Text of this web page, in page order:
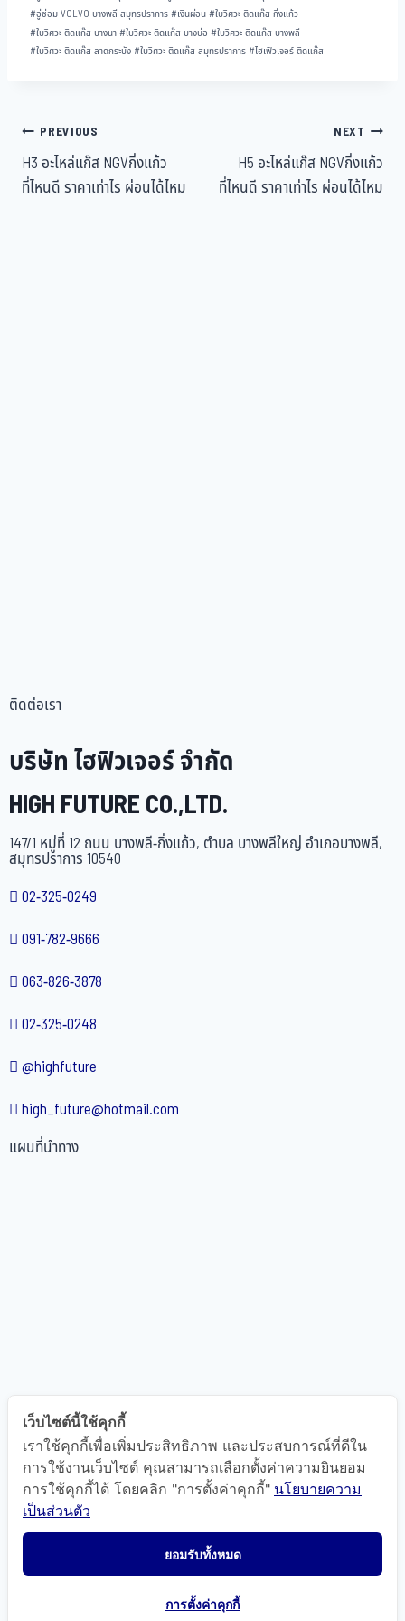
#อู่ซ่อม VOLVO บางพลี สมุทรปราการ#เงินผ่อน#ใบวิศวะ ติดแก๊ส กิ่งแก้ว
#ใบวิศวะ ติดแก๊ส บางนา#ใบวิศวะ ติดแก๊ส บางบ่อ #ใบวิศวะ ติดแก๊ส บางพลี
#ใบวิศวะ ติดแก๊ส ลาดกระบัง#ใบวิศวะ ติดแก๊ส สมุทรปราการ#ไฮเฟิวเจอร์ ติดแก๊ส
PREVIOUS
H3 อะไหล่แก๊ส NGVกิ่งแก้ว
ที่ไหนดี ราคาเท่าไร ผ่อนได้ไหม
NEXT
H5 อะไหล่แก๊ส NGVกิ่งแก้ว
ที่ไหนดี ราคาเท่าไร ผ่อนได้ไหม
ติดต่อเรา
บริษัท ไฮฟิวเจอร์ จำกัด
HIGH FUTURE CO.,LTD.
147/1 หมู่ที่ 12 ถนน บางพลี-กิ่งแก้ว, ตำบล บางพลีใหญ่ อำเภอบางพลี,
สมุทรปราการ 10540
02-325-0249
091-782-9666
063-826-3878
02-325-0248
@highfuture
high_future@hotmail.com
แผนที่นำทาง
เว็บไซต์นี้ใช้คุกกี้
เราใช้คุกกี้เพื่อเพิ่มประสิทธิภาพ และประสบการณ์ที่ดีใน
การใช้งานเว็บไซต์ คุณสามารถเลือกตั้งค่าความยินยอม
การใช้คุกกี้ได้ โดยคลิก "การตั้งค่าคุกกี้" นโยบายความ
เป็นส่วนตัว
ยอมรับทั้งหมด
การตั้งค่าคุกกี้